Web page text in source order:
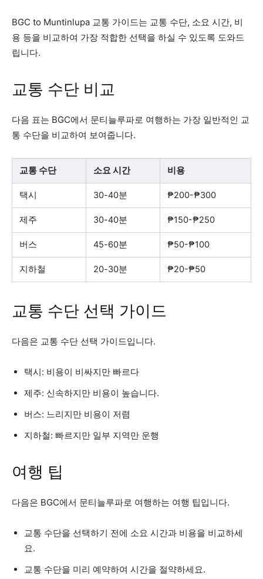
BGC to Muntinlupa 교통 가이드는 교통 수단, 소요 시간, 비
용 등을 비교하여 가장 적합한 선택을 하실 수 있도록 도와드
립니다.
교통 수단 비교
다음 표는 BGC에서 문티늘루파로 여행하는 가장 일반적인 교
통 수단을 비교하여 보여줍니다.
교통 수단 소요 시간 비용
택시 30-40분 ₱200-₱300
제주 30-40분 ₱150-₱250
버스 45-60분 ₱50-₱100
지하철 20-30분 ₱20-₱50
교통 수단 선택 가이드
다음은 교통 수단 선택 가이드입니다.
택시: 비용이 비싸지만 빠르다
제주: 신속하지만 비용이 높습니다.
버스: 느리지만 비용이 저렴
지하철: 빠르지만 일부 지역만 운행
여행 팁
다음은 BGC에서 문티늘루파로 여행하는 여행 팁입니다.
교통 수단을 선택하기 전에 소요 시간과 비용을 비교하세
요.
교통 수단을 미리 예약하여 시간을 절약하세요.